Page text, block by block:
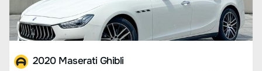
2020 Maserati Ghibli